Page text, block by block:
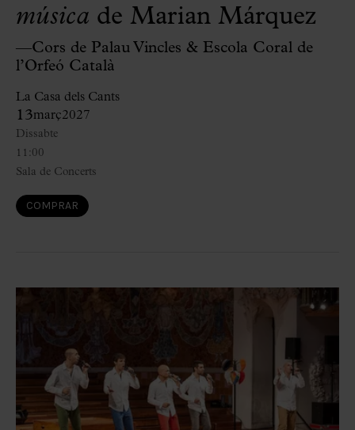
música de Marian Márquez
—Cors de Palau Vincles & Escola Coral de
l’Orfeó Català
La Casa dels Cants
13març2027
11:00
Dissabte
Sala de Concerts
COMPRAR